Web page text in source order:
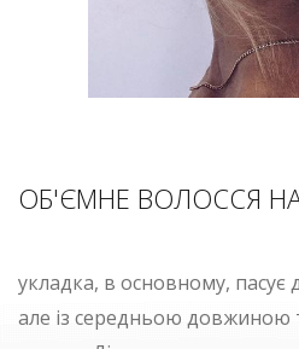
ОБ'ЄМНЕ ВОЛОССЯ
укладка, в основному,
але із середньою довжиною